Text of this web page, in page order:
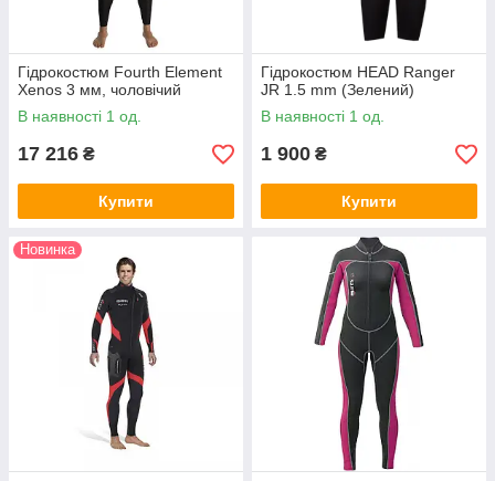
Гідрокостюм Fourth Element
Xenos 3 мм, чоловічий
В наявності 1 од.
17 216 ₴
Купити
Гідрокостюм HEAD Ranger
JR 1.5 mm (Зелений)
В наявності 1 од.
1 900 ₴
Купити
Новинка